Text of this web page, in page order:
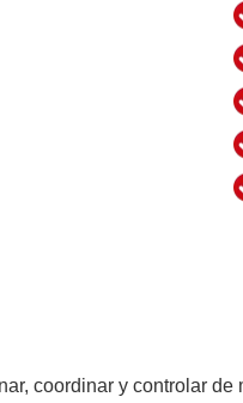
coordinar y controlar